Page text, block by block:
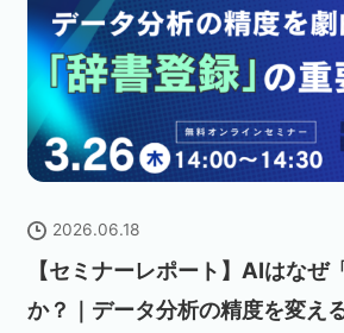
2026.06.18
【セミナーレポート】AIはなぜ
か？｜データ分析の精度を変え